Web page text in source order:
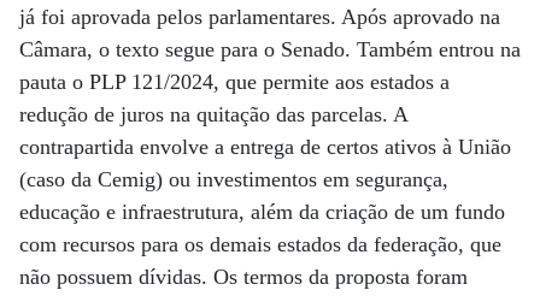
já foi aprovada pelos parlamentares. Após aprovado na
Câmara, o texto segue para o Senado. Também entrou na
pauta o PLP 121/2024, que permite aos estados a
redução de juros na quitação das parcelas. A
contrapartida envolve a entrega de certos ativos à União
(caso da Cemig) ou investimentos em segurança,
educação e infraestrutura, além da criação de um fundo
com recursos para os demais estados da federação, que
não possuem dívidas. Os termos da proposta foram